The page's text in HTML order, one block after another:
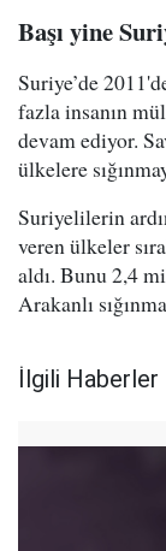
Başı yine
Suriye’de
fazla insanın
devam ediyor.
ülkelere
Suriyelilerin
veren ülkeler
aldı. Bunu 2,4
Arakanlı
İlgili Haberler